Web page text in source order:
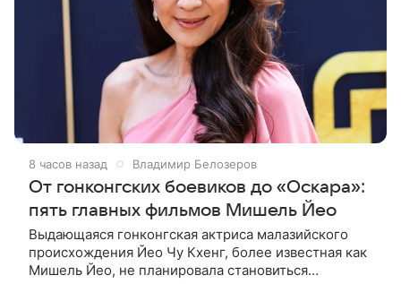
8 часов назад Владимир Белозеров
От гонконгских боевиков до «Оскара»:
пять главных фильмов Мишель Йео
Выдающаяся гонконгская актриса малазийского
происхождения Йео Чу Кхенг, более известная как
Мишель Йео, не планировала становиться